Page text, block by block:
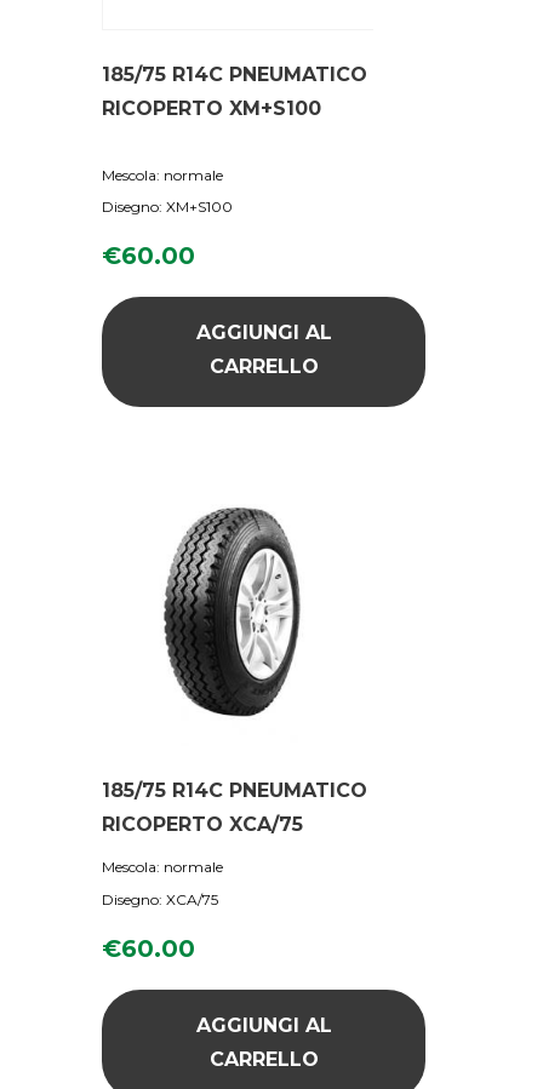
185/75 R14C PNEUMATICO
RICOPERTO XM+S100
Mescola: normale
Disegno: XM+S100
€60.00
AGGIUNGI AL
CARRELLO
185/75 R14C PNEUMATICO
RICOPERTO XCA/75
Mescola: normale
Disegno: XCA/75
€60.00
AGGIUNGI AL
CARRELLO